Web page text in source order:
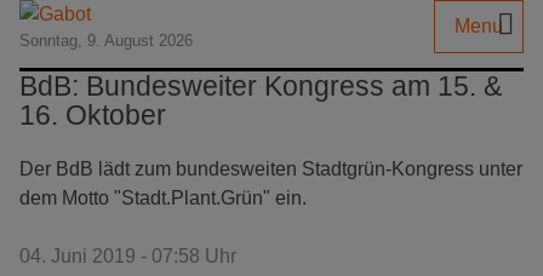
Sonntag, 9. August 2026
Menu
BdB: Bundes­weiter Kongress am 15. &
16. Oktober
Der BdB lädt zum bundesweiten Stadtgrün-Kongress unter
dem Motto "Stadt.Plant.Grün" ein.
04. Juni 2019 - 07:58 Uhr